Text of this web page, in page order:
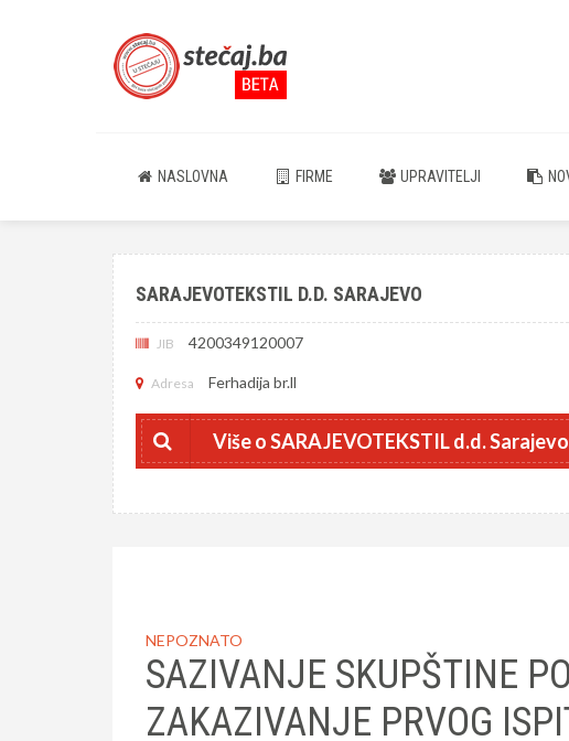
NASLOVNA FIRME UPRAVITELJI
SARAJEVOTEKSTIL D.D. SARAJEVO
JIB 4200349120007
Adresa Ferhadija br.ll
Više o SARAJEVOTEKSTIL d.d. Sarajevo
NEPOZNATO
SAZIVANJE SKUPŠTINE
ZAKAZIVANJE PRVOG